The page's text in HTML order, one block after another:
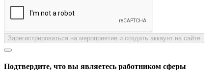
Зарегистрироваться на мероприятие и создать аккаунт на сайте
Подтвердите, что вы являетесь работником сферы